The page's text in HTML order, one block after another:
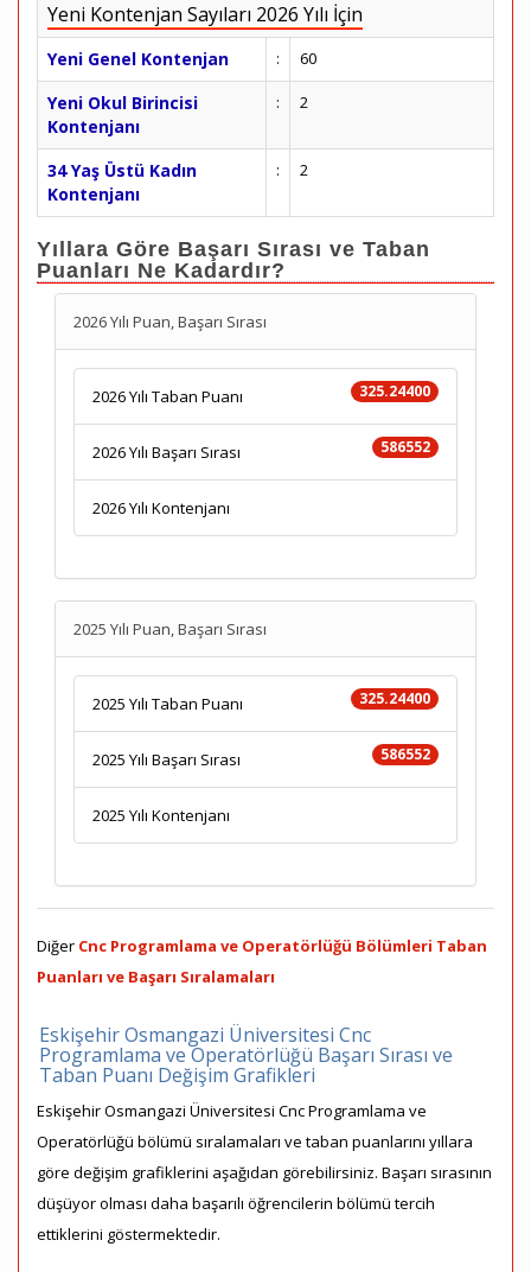
Yeni Kontenjan Sayıları 2026 Yılı İçin
Yeni Genel Kontenjan : 60
Yeni Okul Birincisi
Kontenjanı
: 2
34 Yaş Üstü Kadın
Kontenjanı
: 2
Yıllara Göre Başarı Sırası ve Taban
Puanları Ne Kadardır?
2026 Yılı Puan, Başarı Sırası
325.24400
2026 Yılı Taban Puanı
586552
2026 Yılı Başarı Sırası
2026 Yılı Kontenjanı
2025 Yılı Puan, Başarı Sırası
325.24400
2025 Yılı Taban Puanı
586552
2025 Yılı Başarı Sırası
2025 Yılı Kontenjanı
Diğer Cnc Programlama ve Operatörlüğü Bölümleri Taban
Puanları ve Başarı Sıralamaları
Eskişehir Osmangazi Üniversitesi Cnc
Programlama ve Operatörlüğü Başarı Sırası ve
Taban Puanı Değişim Grafikleri
Eskişehir Osmangazi Üniversitesi Cnc Programlama ve
Operatörlüğü bölümü sıralamaları ve taban puanlarını yıllara
göre değişim grafiklerini aşağıdan görebilirsiniz. Başarı sırasının
düşüyor olması daha başarılı öğrencilerin bölümü tercih
ettiklerini göstermektedir.